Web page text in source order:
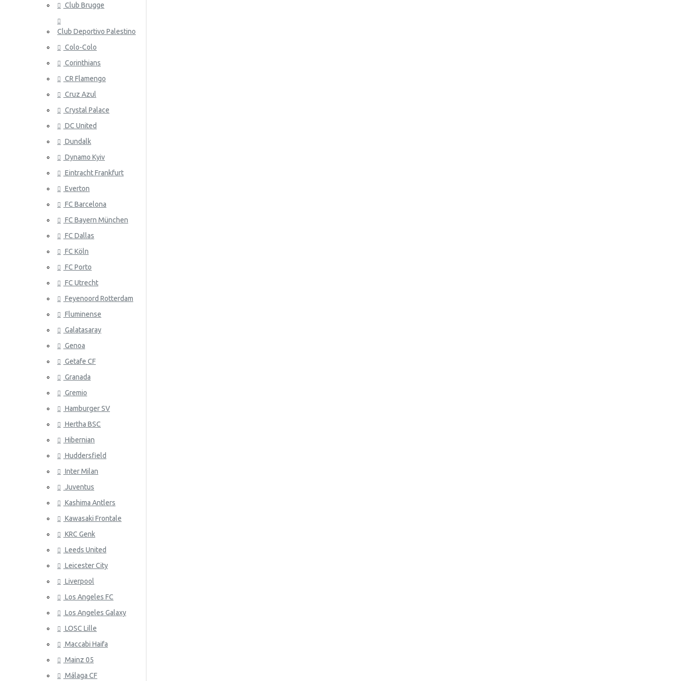
Panama
Portugali
Qatar
Venäjä
Saudi-Arabia
Senegal
Serbia
Slovakia
Espanja
Ruotsi
Tunisia
Turkki
Ukraina
Venezuela
Wales
Club Brugge
Club Deportivo Palestino
Colo-Colo
Corinthians
CR Flamengo
Cruz Azul
Crystal Palace
DC United
Dundalk
Dynamo Kyiv
Eintracht Frankfurt
Everton
FC Barcelona
FC Bayern München
FC Dallas
FC Köln
FC Porto
FC Utrecht
Feyenoord Rotterdam
Fluminense
Galatasaray
Genoa
Getafe CF
Granada
Gremio
Hamburger SV
Hertha BSC
Hibernian
Huddersfield
Inter Milan
Juventus
Kashima Antlers
Kawasaki Frontale
KRC Genk
Leeds United
Leicester City
Liverpool
Los Angeles FC
Los Angeles Galaxy
LOSC Lille
Maccabi Haifa
Mainz 05
Málaga CF